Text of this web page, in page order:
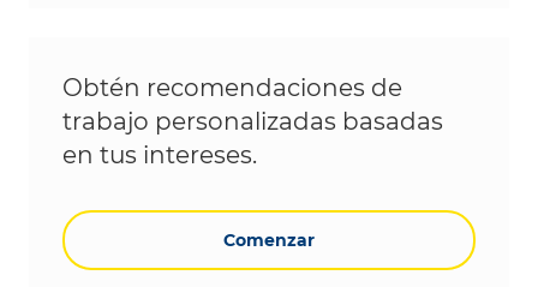
Obtén recomendaciones de
trabajo personalizadas basadas
en tus intereses.
Comenzar